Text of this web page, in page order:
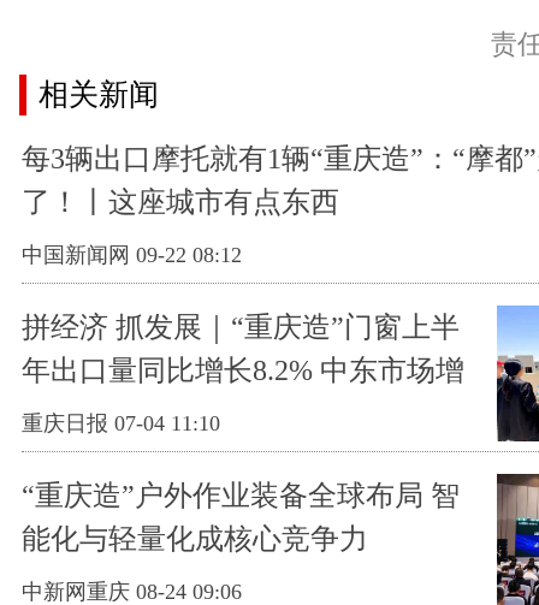
责
相关新闻
每3辆出口摩托就有1辆“重庆造”：“摩都
了！丨这座城市有点东西
中国新闻网 09-22 08:12
拼经济 抓发展｜“重庆造”门窗上半
年出口量同比增长8.2% 中东市场增
幅明显
重庆日报 07-04 11:10
“重庆造”户外作业装备全球布局 智
能化与轻量化成核心竞争力
中新网重庆 08-24 09:06